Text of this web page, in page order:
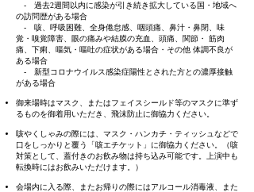
- 過去2週間以内に感染が引き続き拡大している国・地域へ
の訪問歴がある場合
- 咳、呼吸困難、全⾝倦怠感、咽頭痛、⿐汁・⿐閉、味
覚・嗅覚障害、眼の痛みや結膜の充⾎、頭痛、関節・ 筋⾁
痛、下痢、嘔気・嘔吐の症状がある場合・その他 体調不良が
ある場合
- 新型コロナウイルス感染症陽性とされた方との濃厚接触
がある場合
御来場時はマスク、またはフェイスシールド等のマスクに準ず
るものを御着用いただき、飛沫防止に御協力ください。
咳やくしゃみの際には、マスク・ハンカチ・ティッシュなどで
口をしっかりと覆う「咳エチケット」に御協力ください。（咳
対策として、蓋付きのお飲み物は持ち込み可能です。上演中も
転換時にはお飲みいただけます。）
会場内に入る際、またお帰りの際にはアルコール消毒液、また